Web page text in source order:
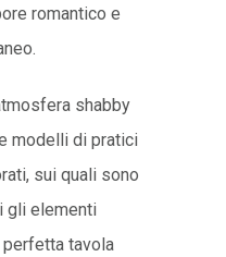
romantico e
shabby
modelli di pratici
sui quali sono
gli elementi
tavola